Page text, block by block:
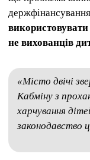
не вихованців
«Місто двічі
Кабміну з
харчування
законодавство